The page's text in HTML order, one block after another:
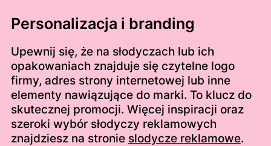
Personalizacja i branding
Upewnij się, że na słodyczach lub ich
opakowaniach znajduje się czytelne logo
firmy, adres strony internetowej lub inne
elementy nawiązujące do marki. To klucz do
skutecznej promocji. Więcej inspiracji oraz
szeroki wybór słodyczy reklamowych
znajdziesz na stronie slodycze reklamowe.